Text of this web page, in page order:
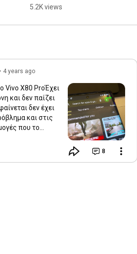
αναλυτικό review στο
#galaxys25ultra
5.2K views
• 4 years ago
Vivo Χ80 ProΈχει
και δεν παίζει
δεν έχει
και στις
που το
8